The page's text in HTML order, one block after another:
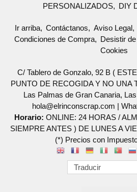
PERSONALIZADOS
DIY
Ir arriba Contáctanos Aviso Legal
Condiciones de Compra
Desistir
Cookies
C/ Tablero de Gonzalo, 92 B (
PUNTO DE RECOGIDA Y NO UNA
Las Palmas de Gran Canaria,
hola@elrinconscrap.com |
Horario: ONLINE: 24 HORAS /
SIEMPRE ANTES ) DE LUNES A
(*) Precios con